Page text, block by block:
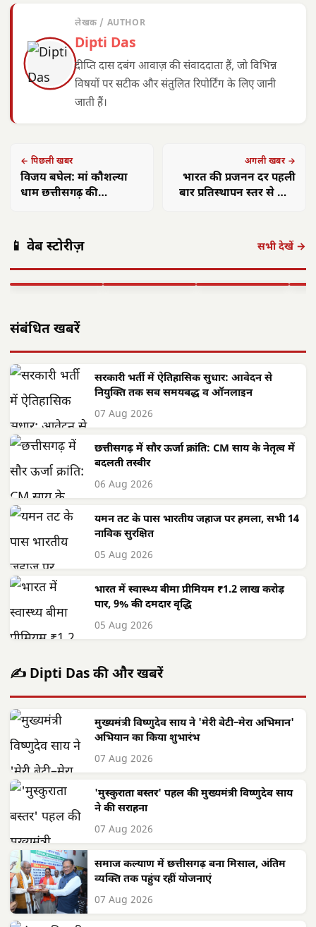
लेखक / AUTHOR
Dipti Das
दीप्ति दास दबंग आवाज़ की संवाददाता हैं, जो विभिन्न
विषयों पर सटीक और संतुलित रिपोर्टिंग के लिए जानी
जाती हैं।
← पिछली खबर
विजय बघेल: मां कौशल्या
धाम छत्तीसगढ़ की
अगली खबर →
भारत की प्रजनन दर पहली
बार प्रतिस्थापन स्तर से नीचे
📱 वेब स्टोरीज़ सभी देखें →
सितंबर से सभी
बहाल करेगा,…
…
मॉडल' बना लाखों
संजीवनी
में
संबंधित खबरें
सरकारी भर्ती में ऐतिहासिक सुधार: आवेदन से
नियुक्ति तक सब समयबद्ध व ऑनलाइन
07 Aug 2026
छत्तीसगढ़ में सौर ऊर्जा क्रांति: CM साय के नेतृत्व में
बदलती तस्वीर
06 Aug 2026
यमन तट के पास भारतीय जहाज पर हमला, सभी 14
नाविक सुरक्षित
05 Aug 2026
भारत में स्वास्थ्य बीमा प्रीमियम ₹1.2 लाख करोड़
पार, 9% की दमदार वृद्धि
05 Aug 2026
✍️ Dipti Das की और खबरें
मुख्यमंत्री विष्णुदेव साय ने 'मेरी बेटी–मेरा अभिमान'
अभियान का किया शुभारंभ
07 Aug 2026
'मुस्कुराता बस्तर' पहल की मुख्यमंत्री विष्णुदेव साय
ने की सराहना
07 Aug 2026
समाज कल्याण में छत्तीसगढ़ बना मिसाल, अंतिम
व्यक्ति तक पहुंच रहीं योजनाएं
07 Aug 2026